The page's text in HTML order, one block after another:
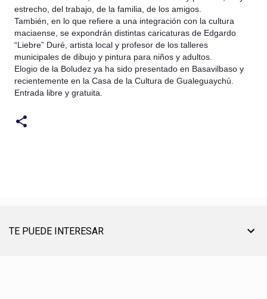
estrecho, del trabajo, de la familia, de los amigos.
También, en lo que refiere a una integración con la cultura
maciaense, se expondrán distintas caricaturas de Edgardo
“Liebre” Duré, artista local y profesor de los talleres
municipales de dibujo y pintura para niños y adultos.
Elogio de la Boludez ya ha sido presentado en Basavilbaso y
recientemente en la Casa de la Cultura de Gualeguaychú.
Entrada libre y gratuita.
TE PUEDE INTERESAR